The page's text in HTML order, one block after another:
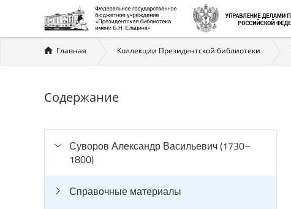
Вы
здесь
Главная Коллекции Президентской библиотеки
Содержание
Суворов Александр Васильевич (1730–
1800)
Справочные материалы